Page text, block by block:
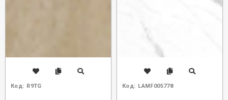
Код: R9TG Код: LAMF005778